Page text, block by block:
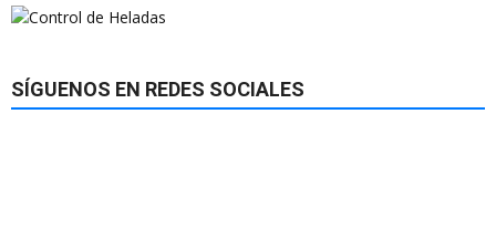
SÍGUENOS EN REDES SOCIALES